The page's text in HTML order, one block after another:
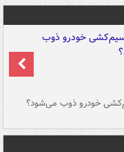
خودرو ذوب می‌شود؟